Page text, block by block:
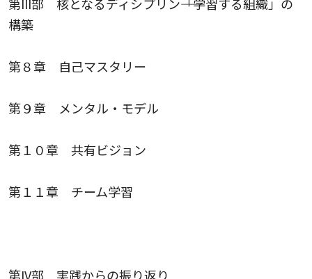
構築
第８章 自己マスタリー
第９章 メンタル・モデル
第１０章 共有ビジョン
第１１章 チーム学習
第IV部 実践からの振り返り